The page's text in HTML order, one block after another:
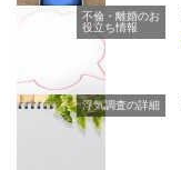
不倫・離婚のお
役立ち情報
浮気調査の詳細